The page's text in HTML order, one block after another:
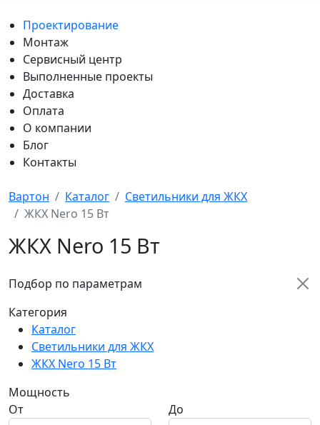
Проектирование
Монтаж
Сервисный центр
Выполненные проекты
Доставка
Оплата
О компании
Блог
Контакты
Вартон Каталог
Светильники для ЖКХ
ЖКХ Nero 15 Вт
ЖКХ Nero 15 Вт
Подбор по параметрам
Категория
Каталог
Светильники для ЖКХ
ЖКХ Nero 15 Вт
Мощность
От
До